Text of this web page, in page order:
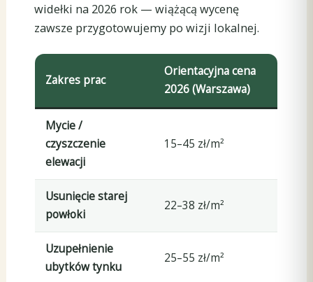
widełki na 2026 rok — wiążącą wycenę
zawsze przygotowujemy po wizji lokalnej.
Zakres prac
Orientacyjna cena
2026 (Warszawa)
Mycie /
czyszczenie
elewacji
15–45 zł/m²
Usunięcie starej
powłoki
22–38 zł/m²
Uzupełnienie
ubytków tynku
25–55 zł/m²